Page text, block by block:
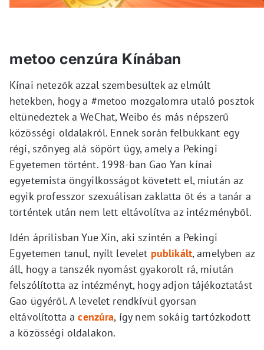
metoo cenzúra Kínában
Kínai netezők azzal szembesültek az elmúlt
hetekben, hogy a #metoo mozgalomra utaló posztok
eltünedeztek a WeChat, Weibo és más népszerű
közösségi oldalakról. Ennek során felbukkant egy
régi, szőnyeg alá söpört ügy, amely a Pekingi
Egyetemen történt. 1998-ban Gao Yan kínai
egyetemista öngyilkosságot követett el, miután az
egyik professzor szexuálisan zaklatta őt és a tanár a
történtek után nem lett eltávolítva az intézményből.
Idén áprilisban Yue Xin, aki szintén a Pekingi
Egyetemen tanul, nyílt levelet publikált, amelyben az
áll, hogy a tanszék nyomást gyakorolt rá, miután
felszólította az intézményt, hogy adjon tájékoztatást
Gao ügyéről. A levelet rendkívül gyorsan
eltávolította acenzúra, így nem sokáig tartózkodott
a közösségi oldalakon.